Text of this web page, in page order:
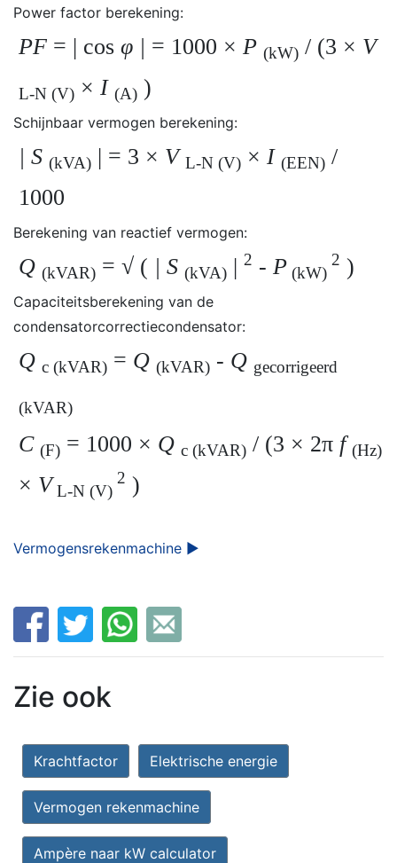
Power factor berekening:
PF = | cos φ | = 1000 × P (kW) / (3 × V
L-N (V) × I (A) )
Schijnbaar vermogen berekening:
| S (kVA) | = 3 × VL-N (V) × I (EEN) /
1000
Berekening van reactief vermogen:
Q (kVAR) = √ ( | S (kVA) | 2 - P (kW)
2 )
Capaciteitsberekening van de
condensatorcorrectiecondensator:
Q c (kVAR) = Q (kVAR) - Q gecorrigeerd
(kVAR)
C (F) = 1000 × Q c (kVAR) / (3 × 2π f(Hz)
× V L-N (V)
2 )
Vermogensrekenmachine ►
Zie ook
Krachtfactor Elektrische energie
Vermogen rekenmachine
Ampère naar kW calculator